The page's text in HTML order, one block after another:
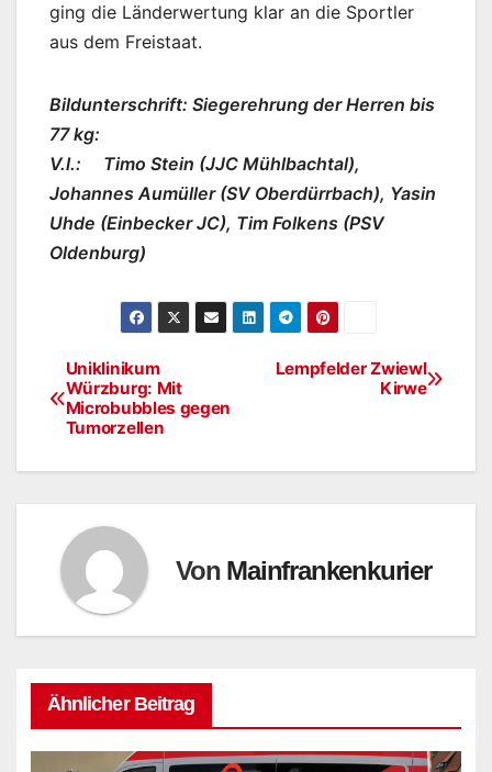
ging die Länderwertung klar an die Sportler
aus dem Freistaat.
Bildunterschrift: Siegerehrung der Herren bis
77 kg:
V.l.: Timo Stein (JJC Mühlbachtal),
Johannes Aumüller (SV Oberdürrbach), Yasin
Uhde (Einbecker JC), Tim Folkens (PSV
Oldenburg)
BeitragsnavigationLempfelder Zwiewl
Kirwe
Uniklinikum
Würzburg: Mit
Microbubbles gegen
Tumorzellen
Von Mainfrankenkurier
Ähnlicher Beitrag